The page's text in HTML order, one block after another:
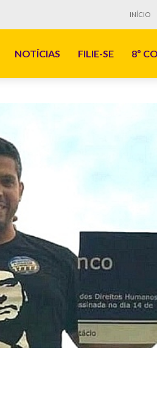
INÍCIO
NOTÍCIAS FILIE-SE 8º